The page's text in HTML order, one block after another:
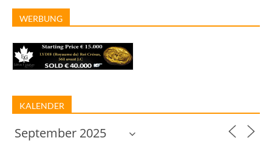
WERBUNG
KALENDER